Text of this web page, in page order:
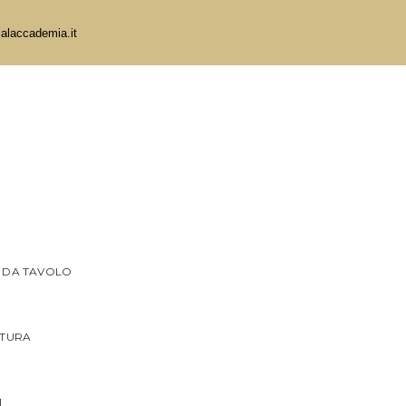
DA TAVOLO